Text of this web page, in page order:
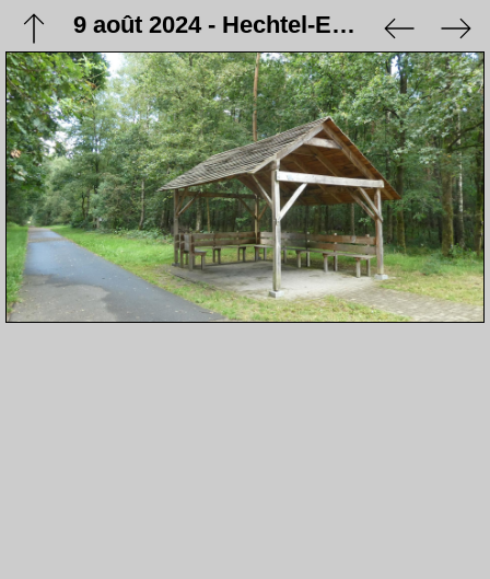
9 août 2024 - Hechtel-Eksel - Balade à vélo avec Pascal à Hechtel-Eksel